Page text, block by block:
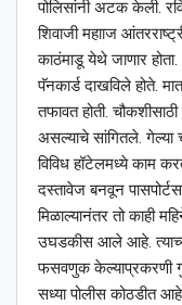
पोलिसांनी अटक केली.
शिवाजी महााज
काठंमाडू येथे जाणार
पॅनकार्ड दाखविले होते.
तफावत होती.
असल्याचे सांगितले. गेल्या
विविध हॉटेलमध्ये काम
दस्तावेज बनवून
मिळाल्यानंतर तो काही
उघडकीस आले आहे.
फसवणुक केल्याप्रकरणी
सध्या पोलीस कोठडीत आहे.